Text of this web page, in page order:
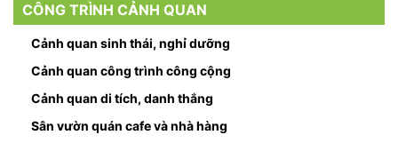
CÔNG TRÌNH CẢNH QUAN
Cảnh quan sinh thái, nghỉ dưỡng
Cảnh quan công trình công cộng
Cảnh quan di tích, danh thắng
Sân vườn quán cafe và nhà hàng